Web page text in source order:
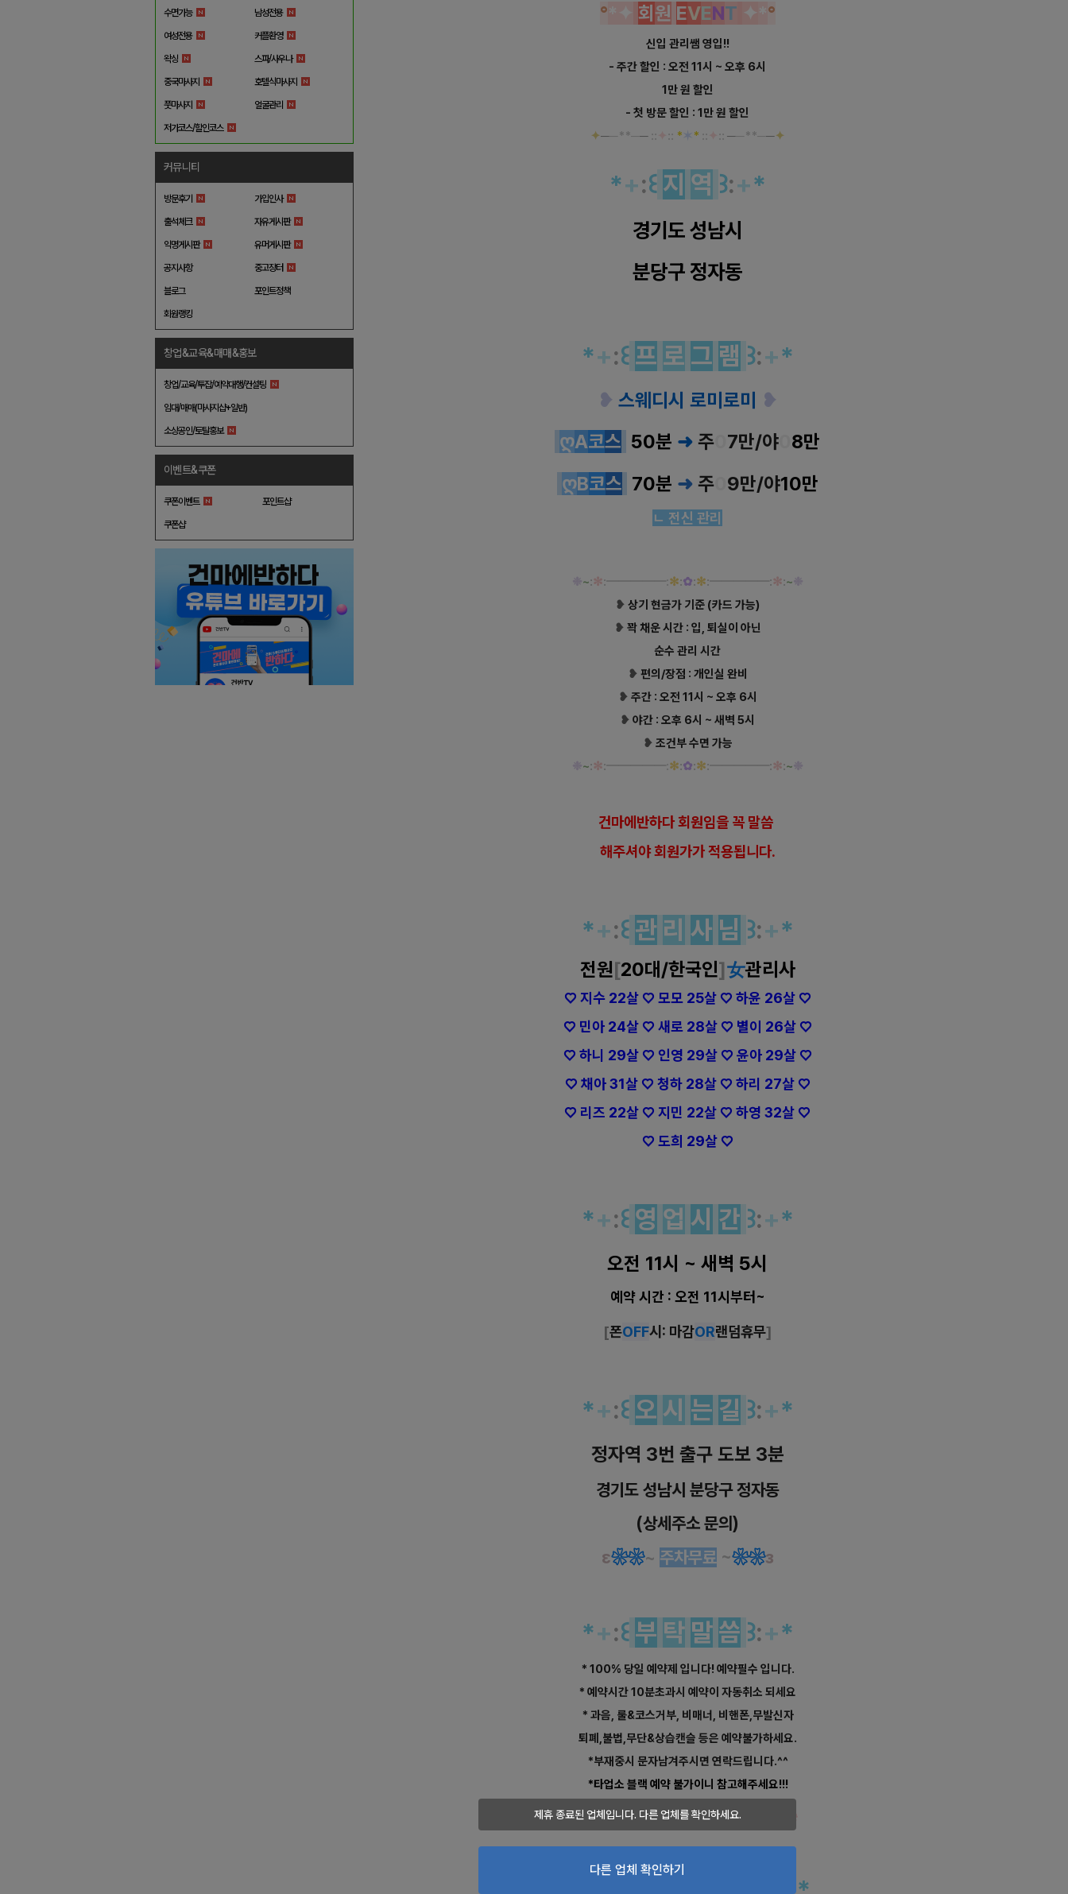
수면가능 남성전용
여성전용 커플환영
왁싱 스파/사우나
중국마사지 호텔식마사지
풋마사지 얼굴관리
저가코스/할인코스
커뮤니티
방문후기 가입인사
출석체크 자유게시판
익명게시판 유머게시판
공지사항 중고장터
블로그 포인트정책
회원랭킹
창업&교육&매매&홍보
창업/교육/투잡/예약대행/컨설팅
임대/매매(마사지샵+일반)
소상공인/토탈홍보
이벤트&쿠폰
쿠폰이벤트 포인트샵
쿠폰샵
제휴 종료된 업체입니다. 다른 업체를 확인하세요.
다른 업체 확인하기
° 회원 EVENT ✦ °
신입 관리쌤 영입!!
- 주간 할인 : 오전 11시 ~ 오후 6시
1만 원 할인
- 첫 방문 할인 : 1만 원 할인
✦──**── :: :: *✶ * :: :: ──**──✦
*+:꒰ 지 역 ꒱:+*
경기도 성남시
분당구 정자동
*+:꒰ 프 로 그 램 ꒱:+*
❥ 스웨디시 로미로미 ❥
ღA코스 50분 ➜ 주 7만/야 8만
ღB코스 70분 ➜주0 9만/야10만
ㄴ 전신 관리
~:✻:━━━━━:✻:✿:✻:━━━━━:✻:~
❥ 상기 현금가 기준 (카드 가능)
❥ 꽉 채운 시간 : 입, 퇴실이 아닌
순수 관리 시간
❥ 편의/장점 : 개인실 완비
❥ 주간 : 오전 11시 ~ 오후 6시
❥ 야간 : 오후 6시 ~ 새벽 5시
❥ 조건부 수면 가능
~:✻:━━━━━:✻:✿:✻:━━━━━:✻:~
건마에반하다 회원임을 꼭 말씀
해주셔야 회원가가 적용됩니다.
*+:꒰ 관 리 사 님 ꒱:+*
전원[20대/한국인]女관리사
♡ 지수 22살 ♡ 모모 25살 ♡ 하윤 26살 ♡
♡ 민아 24살 ♡ 새로 28살 ♡ 별이 26살 ♡
♡ 하니 29살 ♡ 인영 29살 ♡ 윤아 29살 ♡
♡ 채아 31살 ♡ 청하 28살 ♡ 하리 27살 ♡
♡ 리즈 22살 ♡ 지민 22살 ♡ 하영 32살 ♡
♡ 도희 29살 ♡
*+:꒰ 영 업 시 간 ꒱:+*
오전 11시 ~ 새벽 5시
예약 시간 : 오전 11시부터~
[폰OFF시: 마감OR랜덤휴무]
*+:꒰ 오 시 는 길 ꒱:+*
정자역 3번 출구 도보 3분
경기도 성남시 분당구 정자동
(상세주소 문의)
ε❀❀~ 주차무료 ~❀❀з
*+:꒰ 부 탁 말 씀 ꒱:+*
* 100% 당일 예약제 입니다! 예약필수 입니다.
* 예약시간 10분초과시 예약이 자동취소 되세요
* 과음, 룰&코스거부, 비매너, 비핸폰,무발신자
퇴폐,불법,무단&상습캔슬 등은 예약불가하세요.
*부재중시 문자남겨주시면 연락드립니다.^^
*타업소 블랙 예약 불가이니 참고해주세요!!!
‥…─━━★ ✿·‥…─━━★✿·‥…─━━ ✿